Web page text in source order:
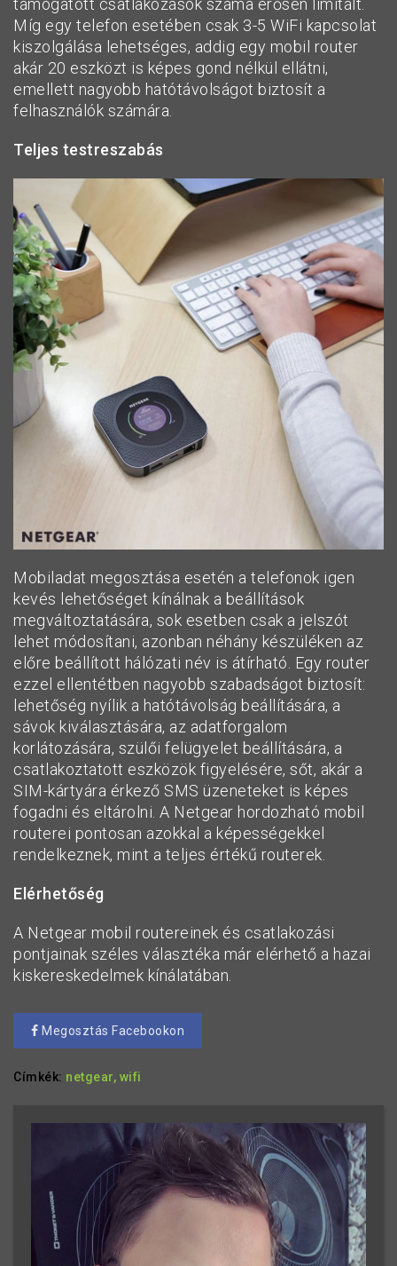
Míg egy telefon esetében csak 3-5 WiFi kapcsolat
kiszolgálása lehetséges, addig egy mobil router
akár 20 eszközt is képes gond nélkül ellátni,
emellett nagyobb hatótávolságot biztosít a
felhasználók számára.
Teljes testreszabás
Mobiladat megosztása esetén a telefonok igen
kevés lehetőséget kínálnak a beállítások
megváltoztatására, sok esetben csak a jelszót
lehet módosítani, azonban néhány készüléken az
előre beállított hálózati név is átírható. Egy router
ezzel ellentétben nagyobb szabadságot biztosít:
lehetőség nyílik a hatótávolság beállítására, a
sávok kiválasztására, az adatforgalom
korlátozására, szülői felügyelet beállítására, a
csatlakoztatott eszközök figyelésére, sőt, akár a
SIM-kártyára érkező SMS üzeneteket is képes
fogadni és eltárolni. A Netgear hordozható mobil
routerei pontosan azokkal a képességekkel
rendelkeznek, mint a teljes értékű routerek.
Elérhetőség
A Netgear mobil routereinek és csatlakozási
pontjainak széles választéka már elérhető a hazai
kiskereskedelmek kínálatában.
Megosztás Facebookon
Címkék: netgear, wifi